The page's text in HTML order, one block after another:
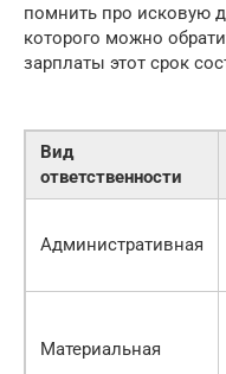
помнить про исковую
которого можно
зарплаты этот срок
Вид
ответственности
Административная
Материальная